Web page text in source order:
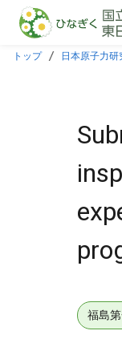
本文に飛ぶ
トップ 日本原子力
福島